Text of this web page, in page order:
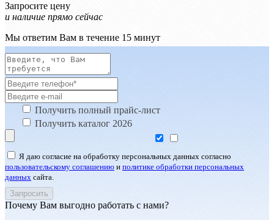
Запросите цену
и наличие прямо сейчас
Мы ответим Вам в течение 15 минут
Получить полный прайс-лист
Получить каталог 2026
Я даю согласие на обработку персональных данных согласно
пользовательскому соглашению и политике обработки персональных
данных сайта.
Почему Вам выгодно работать с нами?